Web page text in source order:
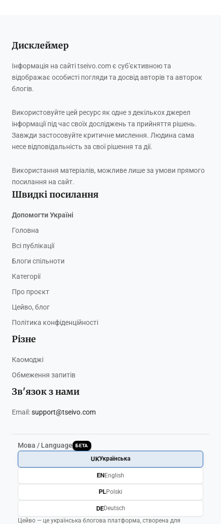
Дисклеймер
Інформація на сайті tseivo.com є суб'єктивною та
відображає особисті погляди та досвід авторів та авторок
блогів.
Використовуйте цей ресурс як одне з декількох джерел
інформації під час своїх досліджень та прийняття рішень.
Завжди застосовуйте критичне мислення. Людина сама
несе відповідальність за свої рішення та дії.
Використання матеріалів, можливе лише за умови прямого
посилання на сайт.
Швидкі посилання
Допомогти Україні
Головна
Всі публікації
Блоги спільноти
Категорії
Про проєкт
Цейво, блог
Політика конфіденційності
Різне
Каомоджі
Обмеження запитів
Зв'язок з нами
Email:support@tseivo.com
Мова / Language БЕТА
Цейво — це українська блогова платформа, створена для
UKУкраїнська
ENEnglish
PLPolski
DEDeutsch